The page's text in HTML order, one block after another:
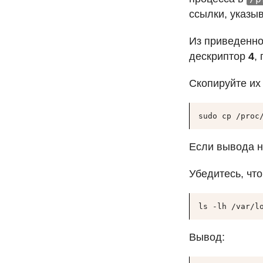
ссылки,
Из
дескриптор 4,
Скопируйте
sudo cp /
Если вывода
Убедитесь,
ls -lh /var/
Вывод: